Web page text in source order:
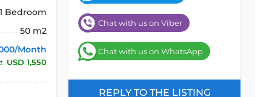
1 Bedroom
50 m2
Month
USD 1,550
Chat with us on Viber
Chat with us on WhatsApp
REPLY TO THE LISTING